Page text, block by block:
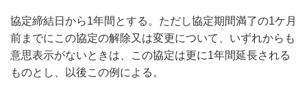
協定締結日から1年間とする。ただし協定期間満了の1ケ月
前までにこの協定の解除又は変更について、いずれからも
意思表示がないときは、この協定は更に1年間延長される
ものとし、以後この例による。